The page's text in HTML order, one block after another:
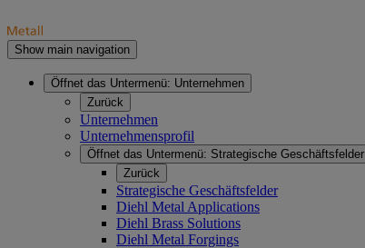
Show main navigation
Öffnet das Untermenü: Unternehmen
Zurück
Unternehmen
Unternehmensprofil
Öffnet das Untermenü: Strategische Geschäftsfelder
Zurück
Strategische Geschäftsfelder
Diehl Metal Applications
Diehl Brass Solutions
Diehl Metal Forgings